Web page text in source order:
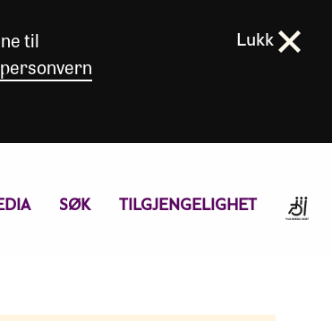
til
Lukk
SØK TILGJENGELIGHET